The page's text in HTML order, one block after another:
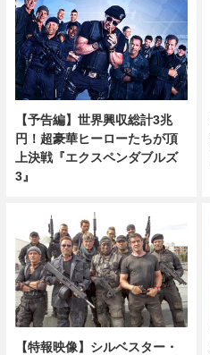
【予告編】世界興収総計3兆
円！超豪華ヒーローたちが頂
上決戦『エクスペンダブルズ
3』
【特報映像】シルベスター・